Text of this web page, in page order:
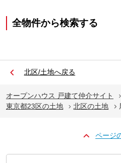
全物件から検索する
北区/土地へ戻る
オープンハウス 戸建て仲介サイト
東京都23区の土地
北区の土地
ページ